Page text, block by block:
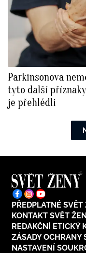
Parkinsonova
tyto další
je přehlédli
PŘEDPLATNÉ SVĚT
KONTAKT SVĚT
REDAKČNÍ ETICKÝ
ZÁSADY OCHRANY
NASTAVENÍ